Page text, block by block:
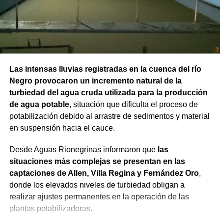
Las intensas lluvias registradas en la cuenca del río
Negro provocaron un incremento natural de la
turbiedad del agua cruda utilizada para la producción
de agua potable, situación que dificulta el proceso de
potabilización debido al arrastre de sedimentos y material
en suspensión hacia el cauce.
Desde Aguas Rionegrinas informaron que las
situaciones más complejas se presentan en las
captaciones de Allen, Villa Regina y Fernández Oro,
donde los elevados niveles de turbiedad obligan a
realizar ajustes permanentes en la operación de las
plantas potabilizadoras.